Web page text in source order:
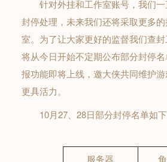
针对外挂和工作室账号，我们
封停处理，未来我们还将采取更多
室。为了让大家更好的监督我们查
将从今日开始不定期公布部分封停
报功能即将上线，邀大侠共同维护
更具活力。
10月27、28日部分封停名单如下
服务器